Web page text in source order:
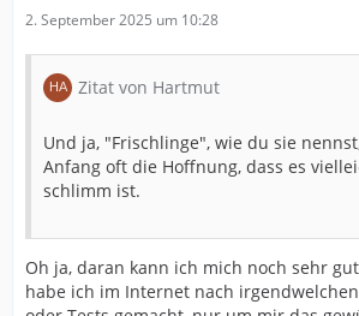
2. September 2025 um 10:28
Zitat von Hartmut
Und ja, "Frischlinge", wie du sie
Anfang oft die Hoffnung, dass es
schlimm ist.
Oh ja, daran kann ich mich noch sehr
habe ich im Internet nach